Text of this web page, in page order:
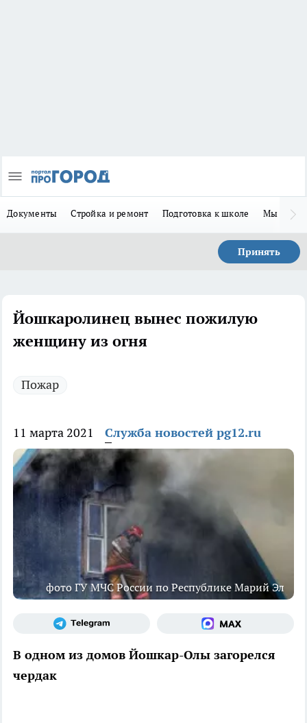
Документы Стройка и ремонт Подготовка к школе Мы в MAX
Принять
Йошкаролинец вынес пожилую
женщину из огня
Пожар
11 марта 2021 Служба новостей pg12.ru
фото ГУ МЧС России по Республике Марий Эл
В одном из домов Йошкар-Олы загорелся
чердак